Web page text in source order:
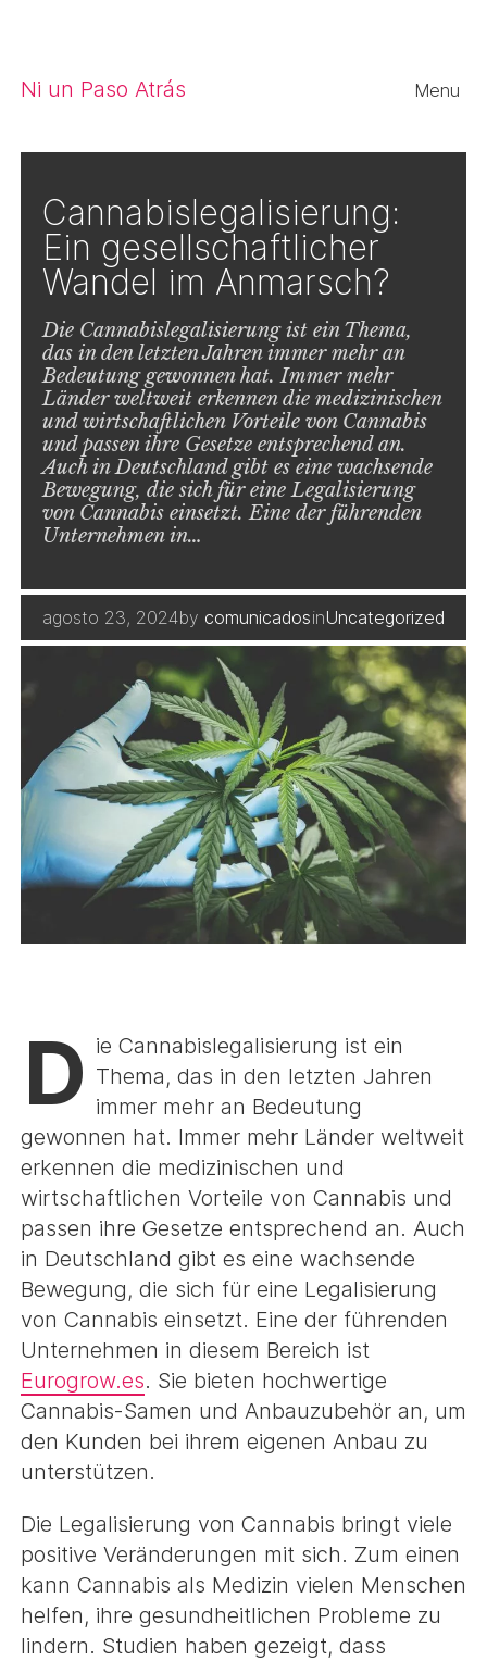
Ni un Paso Atrás Menu
Cannabislegalisierung:
Ein gesellschaftlicher
Wandel im Anmarsch?
Die Cannabislegalisierung ist ein Thema,
das in den letzten Jahren immer mehr an
Bedeutung gewonnen hat. Immer mehr
Länder weltweit erkennen die medizinischen
und wirtschaftlichen Vorteile von Cannabis
und passen ihre Gesetze entsprechend an.
Auch in Deutschland gibt es eine wachsende
Bewegung, die sich für eine Legalisierung
von Cannabis einsetzt. Eine der führenden
Unternehmen in…
agosto 23, 2024by comunicadosinUncategorized
D ie Cannabislegalisierung ist ein
Thema, das in den letzten Jahren
immer mehr an Bedeutung
gewonnen hat. Immer mehr Länder weltweit
erkennen die medizinischen und
wirtschaftlichen Vorteile von Cannabis und
passen ihre Gesetze entsprechend an. Auch
in Deutschland gibt es eine wachsende
Bewegung, die sich für eine Legalisierung
von Cannabis einsetzt. Eine der führenden
Unternehmen in diesem Bereich ist
Eurogrow.es. Sie bieten hochwertige
Cannabis-Samen und Anbauzubehör an, um
den Kunden bei ihrem eigenen Anbau zu
unterstützen.
Die Legalisierung von Cannabis bringt viele
positive Veränderungen mit sich. Zum einen
kann Cannabis als Medizin vielen Menschen
helfen, ihre gesundheitlichen Probleme zu
lindern. Studien haben gezeigt, dass